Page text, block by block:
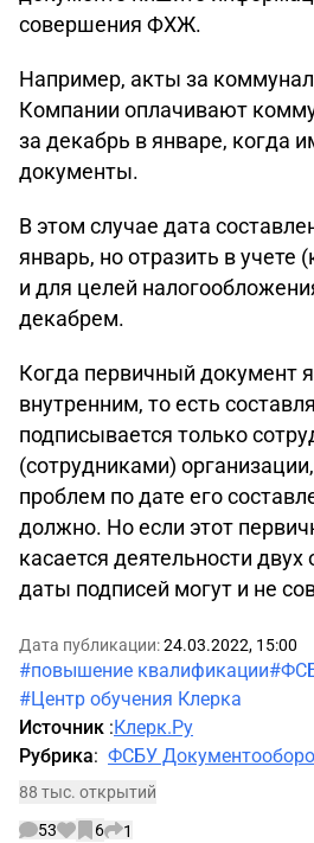
совершения ФХЖ.
Например, акты за
Компании оплачивают
за декабрь в январе, когда
документы.
В этом случае дата
январь, но отразить в учете
и для целей
декабрем.
Когда первичный документ
внутренним, то есть
подписывается только
(сотрудниками)
проблем по дате его
должно. Но если этот
касается деятельности двух
даты подписей могут и не
Дата публикации:24.03.2022, 15:00
#повышение квалификации
#Центр обучения Клерка
Источник : Клерк.Ру
Рубрика: ФСБУ
88 тыс. открытий
53
6 1